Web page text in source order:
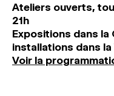
Ateliers ouverts,
21h
Expositions dans la
installations dans
Voir la